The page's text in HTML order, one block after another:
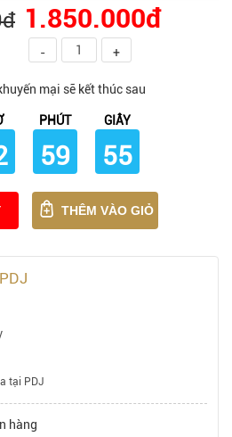
1.850.000đ
- +
mại sẽ kết thúc sau
PHÚT
59
GIÂY
54
THÊM VÀO GIỎ
tại PDJ
hàng